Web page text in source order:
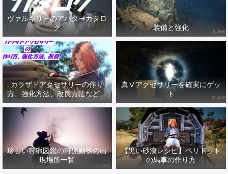
ヴァルキリーのアバターカタロ
グ
装備と強化
カラザドアクセサリーの作り
方、強化方法、改良方法などま
とめ【黒い砂漠冒険日誌１４１
真Ⅴアクセサリーを確実にゲッ
ト
珍しい狩猟図鑑の狩猟動物の出
現場所一覧
【黒い砂漠レシピ】ペリドット
の馬車の作り方